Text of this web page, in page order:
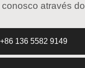
através
136 5582 9149